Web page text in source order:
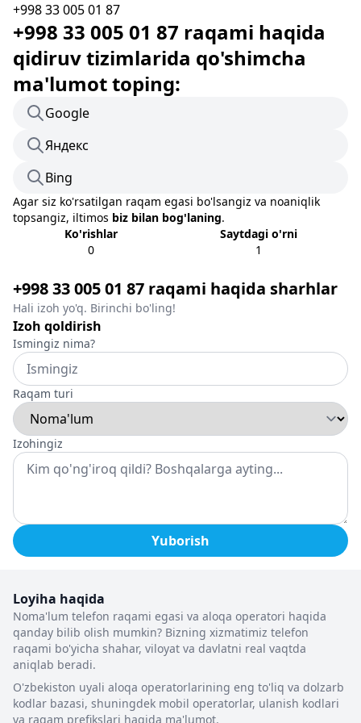
+998 33 005 01 87
+998 33 005 01 87 raqami haqida
qidiruv tizimlarida qo'shimcha
ma'lumot toping:
Google
Яндекс
Bing
Agar siz ko'rsatilgan raqam egasi bo'lsangiz va noaniqlik
topsangiz, iltimos biz bilan bog'laning.
Ko'rishlar
0
Saytdagi o'rni
1
+998 33 005 01 87 raqami haqida sharhlar
Hali izoh yo'q. Birinchi bo'ling!
Izoh qoldirish
Ismingiz nima?
Raqam turi
Izohingiz
Yuborish
Loyiha haqida
Noma'lum telefon raqami egasi va aloqa operatori haqida
qanday bilib olish mumkin? Bizning xizmatimiz telefon
raqami bo'yicha shahar, viloyat va davlatni real vaqtda
aniqlab beradi.
O'zbekiston uyali aloqa operatorlarining eng to'liq va dolzarb
kodlar bazasi, shuningdek mobil operatorlar, ulanish kodlari
va raqam prefikslari haqida ma'lumot.